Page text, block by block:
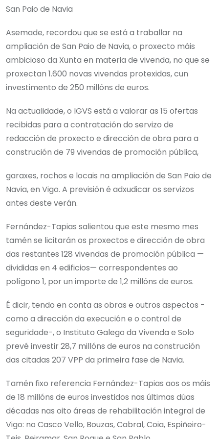
San Paio de Navia
Asemade, recordou que se está a traballar na
ampliación de San Paio de Navia, o proxecto máis
ambicioso da Xunta en materia de vivenda, no que se
proxectan 1.600 novas vivendas protexidas, cun
investimento de 250 millóns de euros.
Na actualidade, o IGVS está a valorar as 15 ofertas
recibidas para a contratación do servizo de
redacción de proxecto e dirección de obra para a
construción de 79 vivendas de promoción pública,
garaxes, rochos e locais na ampliación de San Paio de
Navia, en Vigo. A previsión é adxudicar os servizos
antes deste verán.
Fernández-Tapias salientou que este mesmo mes
tamén se licitarán os proxectos e dirección de obra
das restantes 128 vivendas de promoción pública —
divididas en 4 edificios— correspondentes ao
polígono 1, por un importe de 1,2 millóns de euros.
É dicir, tendo en conta as obras e outros aspectos -
como a dirección da execución e o control de
seguridade-, o Instituto Galego da Vivenda e Solo
prevé investir 28,7 millóns de euros na construción
das citadas 207 VPP da primeira fase de Navia.
Tamén fixo referencia Fernández-Tapias aos os máis
de 18 millóns de euros investidos nas últimas dúas
décadas nas oito áreas de rehabilitación integral de
Vigo: no Casco Vello, Bouzas, Cabral, Coia, Espiñeiro-